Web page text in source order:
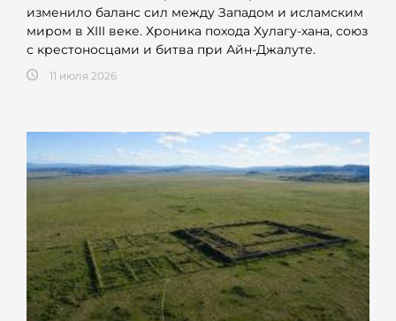
изменило баланс сил между Западом и исламским
миром в XIII веке. Хроника похода Хулагу-хана, союз
с крестоносцами и битва при Айн-Джалуте.
11 июля 2026